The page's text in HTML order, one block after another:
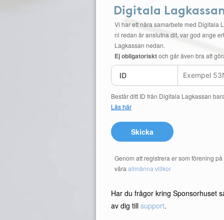
Digitala
Vi har ett nära samarbete med Digitala
ni redan är anslutna dit, var god ange
Lagkassan nedan.
Ej obligatorisktoch går även bra att
ID
Består ditt ID från Digitala Lagkassan
Läs här
Skicka
Genom att registrera er som förening
våra allmänna villkor
Har du frågor kring Sponsorhuset
av dig till support.